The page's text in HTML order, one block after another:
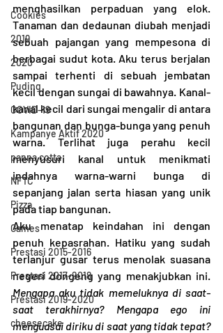
Cookies
2019
2020
Puding
COVID-19
Kampanye Aktif 2020
panna cotta
NFTC
Pizza
Games
Prestasi 2015-2016
Prestasi 2017-2018
Prestasi 2019-2020
cheesecake
menghasilkan perpaduan yang elok.
Tanaman dan dedaunan diubah menjadi
sebuah pajangan yang mempesona di
berbagai sudut kota. Aku terus berjalan
sampai terhenti di sebuah jembatan
kecil dengan sungai di bawahnya. Kanal-
kanal kecil dari sungai mengalir di antara
bangunan dan bunga-bunga yang penuh
warna. Terlihat juga perahu kecil
menyusuri kanal untuk menikmati
indahnya warna-warni bunga di
sepanjang jalan serta hiasan yang unik
pada tiap bangunan.
Aku menatap keindahan ini dengan
penuh kepasrahan. Hatiku yang sudah
terlanjur gusar terus menolak suasana
Mengapa aku tidak memeluknya di saat-
saat terakhirnya? Mengapa ego ini
menguasai diriku di saat yang tidak tepat?